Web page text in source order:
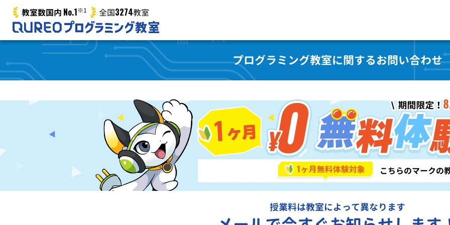
教室数国内 No.1※1 全国3274教室
プログラミング教室に関するお問い合わせ
授業料は教室によって異なります